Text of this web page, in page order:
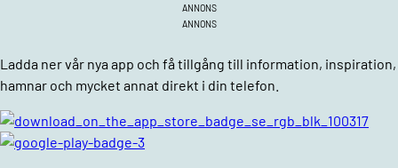
ANNONS
ANNONS
Ladda ner vår nya app och få tillgång till information, inspiration,
hamnar och mycket annat direkt i din telefon.